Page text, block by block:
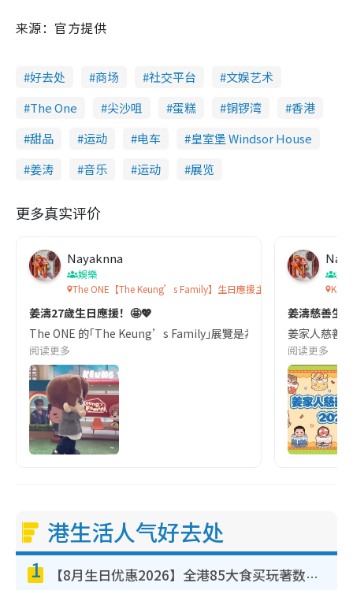
来源：官方提供
好去处 商场 社交平台
文娱艺术
The One
尖沙咀 蛋糕 铜锣湾
香港
甜品
运动 电车
皇室堡 Windsor House
姜涛
音乐 运动 展览
更多真实评价
Nayaknna
娛樂
The ONE【The Keung’s Family】生日應援主題展覽
姜濤27歲生日應援！🤩💖
The ONE 的｢The Keung’s Family｣展覽是為慶祝香港歌手姜濤
阅读更多
娛
姜濤慈善生
姜家人慈善
阅读更多
港生活人气好去处
1 【8月生日优惠2026】全港85大食买玩著数攻略 自助餐/火锅放题同行免费＋诚品/DONKI送现金券